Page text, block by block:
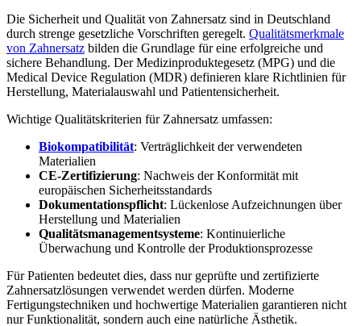
Die Sicherheit und Qualität von Zahnersatz sind in Deutschland
durch strenge gesetzliche Vorschriften geregelt. Qualitätsmerkmale
von Zahnersatz bilden die Grundlage für eine erfolgreiche und
sichere Behandlung. Der Medizinproduktegesetz (MPG) und die
Medical Device Regulation (MDR) definieren klare Richtlinien für
Herstellung, Materialauswahl und Patientensicherheit.
Wichtige Qualitätskriterien für Zahnersatz umfassen:
Biokompatibilität: Verträglichkeit der verwendeten
Materialien
CE-Zertifizierung: Nachweis der Konformität mit
europäischen Sicherheitsstandards
Dokumentationspflicht: Lückenlose Aufzeichnungen über
Herstellung und Materialien
Qualitätsmanagementsysteme: Kontinuierliche
Überwachung und Kontrolle der Produktionsprozesse
Für Patienten bedeutet dies, dass nur geprüfte und zertifizierte
Zahnersatzlösungen verwendet werden dürfen. Moderne
Fertigungstechniken und hochwertige Materialien garantieren nicht
nur Funktionalität, sondern auch eine natürliche Ästhetik.